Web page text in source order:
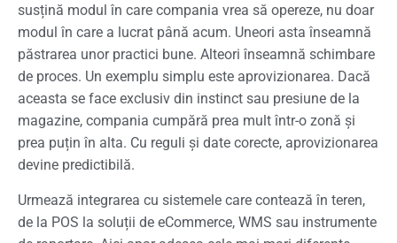
susțină modul în care compania vrea să opereze, nu doar
modul în care a lucrat până acum. Uneori asta înseamnă
păstrarea unor practici bune. Alteori înseamnă schimbare
de proces. Un exemplu simplu este aprovizionarea. Dacă
aceasta se face exclusiv din instinct sau presiune de la
magazine, compania cumpără prea mult într-o zonă și
prea puțin în alta. Cu reguli și date corecte, aprovizionarea
devine predictibilă.
Urmează integrarea cu sistemele care contează în teren,
de la POS la soluții de eCommerce, WMS sau instrumente